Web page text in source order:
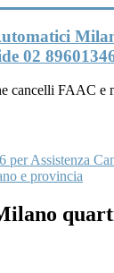
02
cancelli FAAC e
per Assistenza
e provincia